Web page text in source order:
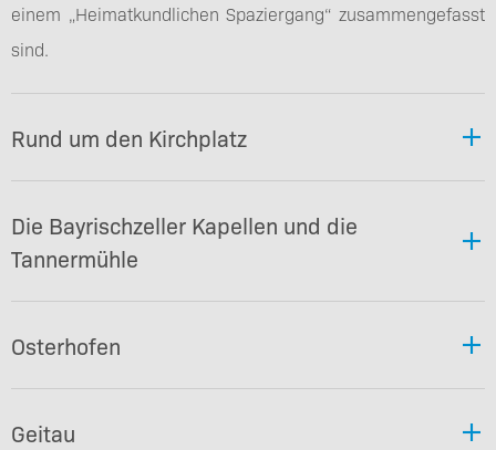
einem „Heimatkundlichen Spaziergang“ zusammengefasst
sind.
Rund um den Kirchplatz
Die Bayrischzeller Kapellen und die
Tannermühle
Osterhofen
Geitau